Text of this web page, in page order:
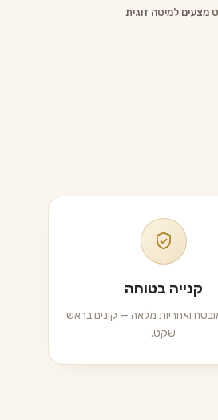
מצעים למיטה זוגית
קנייה בטוחה
ואחריות מלאה — קונים בראש
שקט.